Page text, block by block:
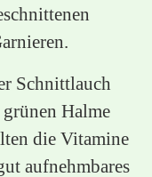
Schnittlauch
Halme
die Vitamine
aufnehmbares